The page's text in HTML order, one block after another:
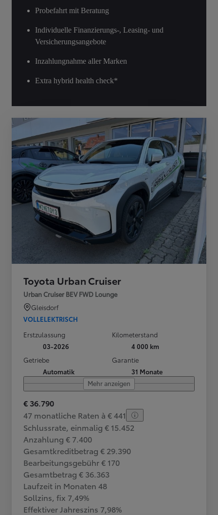
Probefahrt mit Beratung
Individuelle Finanzierungs-, Leasing- und
Versicherungsangebote
Inzahlungnahme aller Marken
Extra hybrid health check*
Toyota Urban Cruiser
Urban Cruiser BEV FWD Lounge
Gleisdorf
VOLLELEKTRISCH
Erstzulassung
03-2026
Kilometerstand
4 000 km
Getriebe
Automatik
Garantie
31 Monate
Mehr anzeigen
€ 36.790
47 monatliche Raten à € 441
Schlussrate, einmalig € 15.452
Anzahlung € 7.400
Gesamtkreditbetrag € 29.390
Bearbeitungsgebühr € 170
Gesamtbetrag € 36.363
Laufzeit in Monaten 48
Sollzins, fix 7,49%
Effektiver Jahreszins 7,98%